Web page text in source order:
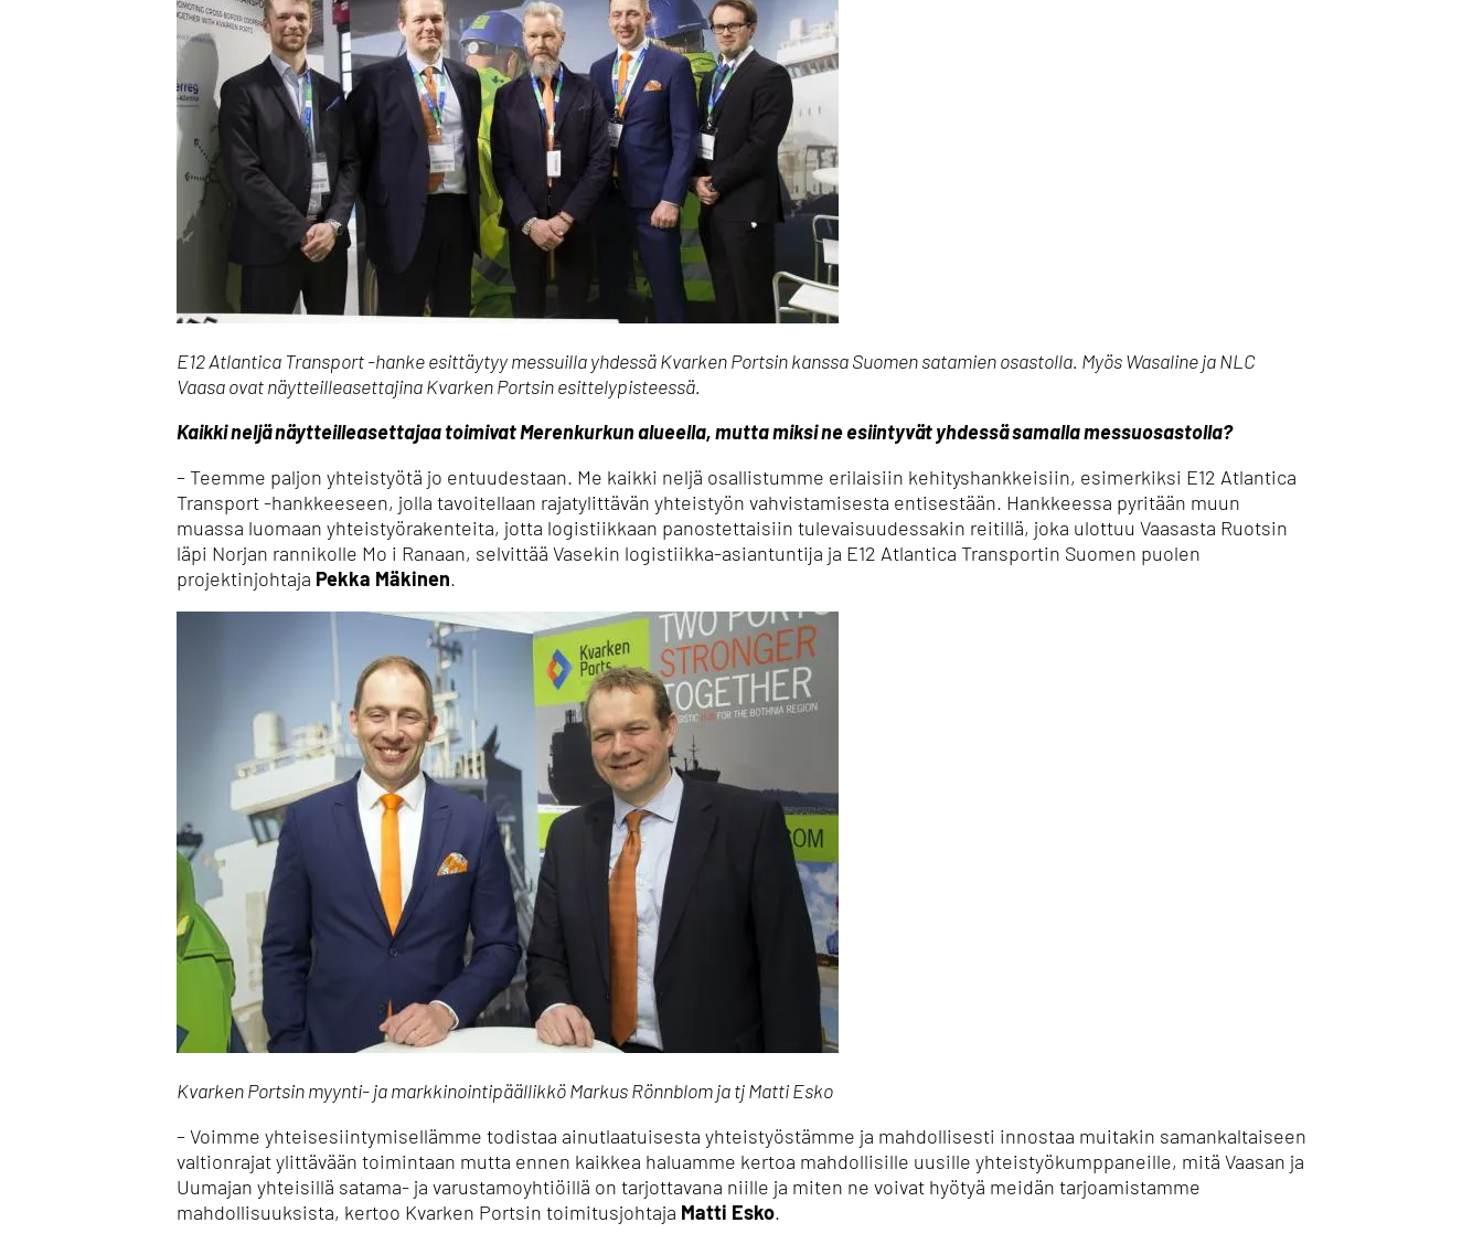
E12 Atlantica Transport -hanke esittäytyy messuilla yhdessä Kvarken Portsin kanssa Suomen satamien osastolla. Myös Wasaline ja NLC
Vaasa ovat näytteilleasettajina Kvarken Portsin esittelypisteessä.
Kaikki neljä näytteilleasettajaa toimivat Merenkurkun alueella, mutta miksi ne esiintyvät yhdessä samalla messuosastolla?
– Teemme paljon yhteistyötä jo entuudestaan. Me kaikki neljä osallistumme erilaisiin kehityshankkeisiin, esimerkiksi E12 Atlantica
Transport -hankkeeseen, jolla tavoitellaan rajatylittävän yhteistyön vahvistamisesta entisestään. Hankkeessa pyritään muun
muassa luomaan yhteistyörakenteita, jotta logistiikkaan panostettaisiin tulevaisuudessakin reitillä, joka ulottuu Vaasasta Ruotsin
läpi Norjan rannikolle Mo i Ranaan, selvittää Vasekin logistiikka-asiantuntija ja E12 Atlantica Transportin Suomen puolen
projektinjohtaja Pekka Mäkinen.
Kvarken Portsin myynti- ja markkinointipäällikkö Markus Rönnblom ja tj Matti Esko
– Voimme yhteisesiintymisellämme todistaa ainutlaatuisesta yhteistyöstämme ja mahdollisesti innostaa muitakin samankaltaiseen
valtionrajat ylittävään toimintaan mutta ennen kaikkea haluamme kertoa mahdollisille uusille yhteistyökumppaneille, mitä Vaasan ja
Uumajan yhteisillä satama- ja varustamoyhtiöillä on tarjottavana niille ja miten ne voivat hyötyä meidän tarjoamistamme
mahdollisuuksista, kertoo Kvarken Portsin toimitusjohtaja Matti Esko.